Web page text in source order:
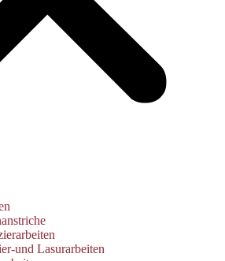
und Lasurarbeiten